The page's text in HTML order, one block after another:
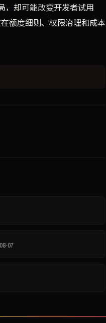
，却可能改变开发者试用
额度细则、权限治理和成本
08-07